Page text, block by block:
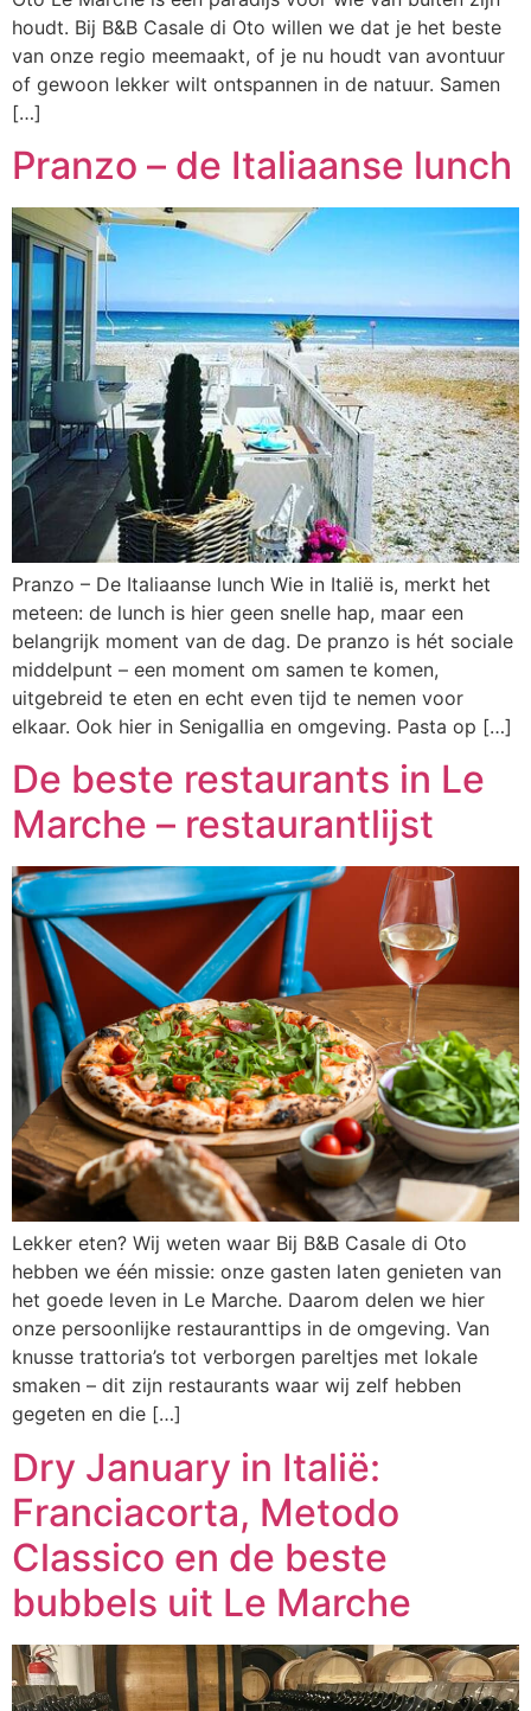
houdt. Bij B&B Casale di Oto willen we dat je het beste
van onze regio meemaakt, of je nu houdt van avontuur
of gewoon lekker wilt ontspannen in de natuur. Samen
[…]
Pranzo – de Italiaanse lunch
Pranzo – De Italiaanse lunch Wie in Italië is, merkt het
meteen: de lunch is hier geen snelle hap, maar een
belangrijk moment van de dag. De pranzo is hét sociale
middelpunt – een moment om samen te komen,
uitgebreid te eten en echt even tijd te nemen voor
elkaar. Ook hier in Senigallia en omgeving. Pasta op […]
De beste restaurants in Le
Marche – restaurantlijst
Lekker eten? Wij weten waar Bij B&B Casale di Oto
hebben we één missie: onze gasten laten genieten van
het goede leven in Le Marche. Daarom delen we hier
onze persoonlijke restauranttips in de omgeving. Van
knusse trattoria’s tot verborgen pareltjes met lokale
smaken – dit zijn restaurants waar wij zelf hebben
gegeten en die […]
Dry January in Italië:
Franciacorta, Metodo
Classico en de beste
bubbels uit Le Marche